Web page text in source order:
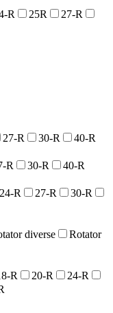
R 25R
27-R
27-R 30-R
40-R
R 30-R
40-R
24-R 27-R
30-R
diverse
Rotator
R 20-R
24-R